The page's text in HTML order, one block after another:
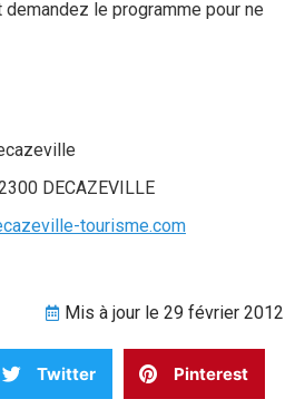
le programme pour ne
DECAZEVILLE
tourisme.com
Mis à jour le 29 février 2012
Twitter Pinterest